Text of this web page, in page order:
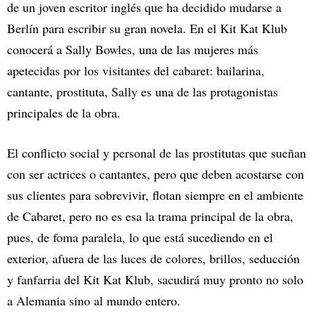
de un joven escritor inglés que ha decidido mudarse a
Berlín para escribir su gran novela. En el Kit Kat Klub
conocerá a Sally Bowles, una de las mujeres más
apetecidas por los visitantes del cabaret: bailarina,
cantante, prostituta, Sally es una de las protagonistas
principales de la obra.
El conflicto social y personal de las prostitutas que sueñan
con ser actrices o cantantes, pero que deben acostarse con
sus clientes para sobrevivir, flotan siempre en el ambiente
de Cabaret, pero no es esa la trama principal de la obra,
pues, de foma paralela, lo que está sucediendo en el
exterior, afuera de las luces de colores, brillos, seducción
y fanfarria del Kit Kat Klub, sacudirá muy pronto no solo
a Alemania sino al mundo entero.